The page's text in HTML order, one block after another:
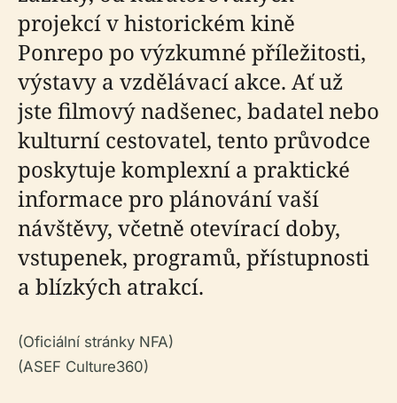
projekcí v historickém kině
Ponrepo po výzkumné příležitosti,
výstavy a vzdělávací akce. Ať už
jste filmový nadšenec, badatel nebo
kulturní cestovatel, tento průvodce
poskytuje komplexní a praktické
informace pro plánování vaší
návštěvy, včetně otevírací doby,
vstupenek, programů, přístupnosti
a blízkých atrakcí.
(Oficiální stránky NFA)
(ASEF Culture360)